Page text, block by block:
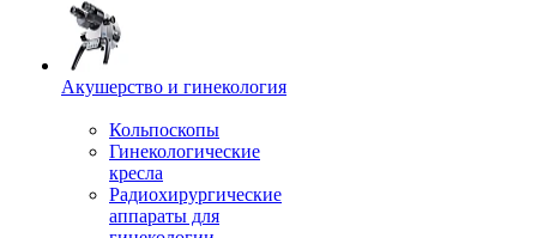
Акушерство и гинекология
Кольпоскопы
Гинекологические
кресла
Радиохирургические
аппараты для